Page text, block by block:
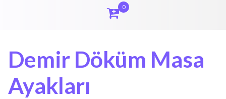
0
Demir Döküm Masa
Ayakları